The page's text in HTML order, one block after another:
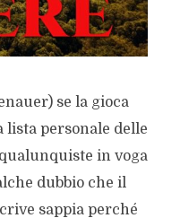
se la gioca
lista personale delle
in voga
dubbio che il
sappia perché